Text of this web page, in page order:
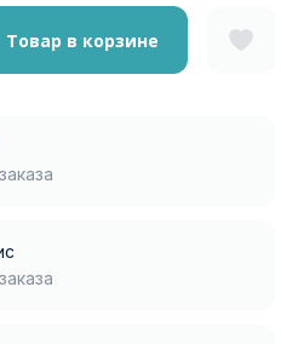
Товар в корзине